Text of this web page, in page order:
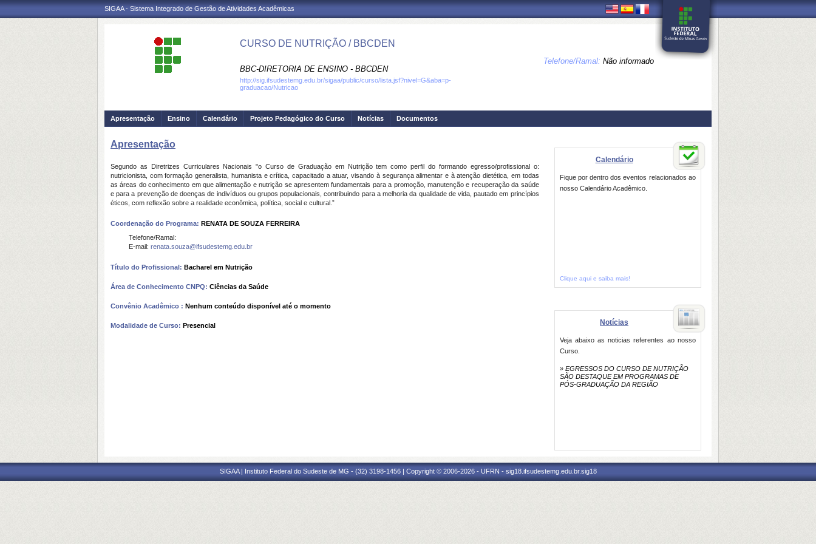
SIGAA - Sistema Integrado de Gestão de Atividades Acadêmicas
CURSO DE NUTRIÇÃO / BBCDEN
BBC-DIRETORIA DE ENSINO - BBCDEN
Telefone/Ramal: Não informado
http://sig.ifsudestemg.edu.br/sigaa/public/curso/lista.jsf?nivel=G&aba=p-
graduacao/Nutricao
Apresentação Ensino Calendário Projeto Pedagógico do Curso Notícias Documentos
Apresentação
Segundo as Diretrizes Curriculares Nacionais "o Curso de Graduação em Nutrição tem como perfil do formando egresso/profissional o:
nutricionista, com formação generalista, humanista e crítica, capacitado a atuar, visando à segurança alimentar e à atenção dietética, em todas
as áreas do conhecimento em que alimentação e nutrição se apresentem fundamentais para a promoção, manutenção e recuperação da saúde
e para a prevenção de doenças de indivíduos ou grupos populacionais, contribuindo para a melhoria da qualidade de vida, pautado em princípios
éticos, com reflexão sobre a realidade econômica, política, social e cultural.”
Coordenação do Programa: RENATA DE SOUZA FERREIRA
Telefone/Ramal:
E-mail: renata.souza@ifsudestemg.edu.br
Título do Profissional: Bacharel em Nutrição
Área de Conhecimento CNPQ: Ciências da Saúde
Convênio Acadêmico : Nenhum conteúdo disponível até o momento
Modalidade de Curso: Presencial
Calendário
Fique por dentro dos eventos relacionados ao
nosso Calendário Acadêmico.
Clique aqui e saiba mais!
Notícias
Veja abaixo as noticias referentes ao nosso
Curso.
» EGRESSOS DO CURSO DE NUTRIÇÃO
SÃO DESTAQUE EM PROGRAMAS DE
PÓS-GRADUAÇÃO DA REGIÃO
SIGAA | Instituto Federal do Sudeste de MG - (32) 3198-1456 | Copyright © 2006-2026 - UFRN - sig18.ifsudestemg.edu.br.sig18